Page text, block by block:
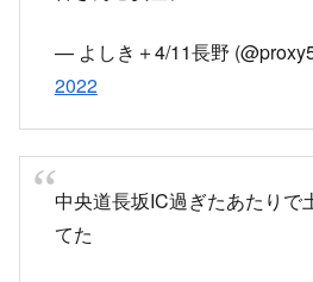
長坂で下道へー
— 猫千代＠すーぱーゆるぽた
(@tosachi_nekoto)May 23,